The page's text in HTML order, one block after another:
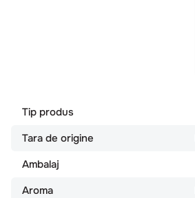
Tip produs
Tara de origine
Ambalaj
Aroma